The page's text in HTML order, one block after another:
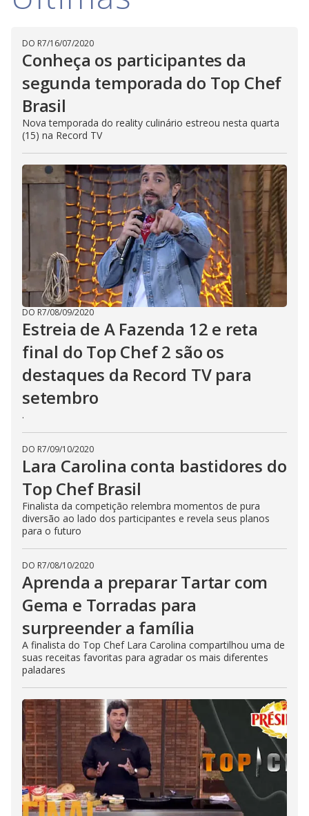
d
e
o
DO R7/16/07/2020
Conheça os participantes da
segunda temporada do Top Chef
Brasil
Nova temporada do reality culinário estreou nesta quarta
(15) na Record TV
DO R7/08/09/2020
Estreia de A Fazenda 12 e reta
final do Top Chef 2 são os
destaques da Record TV para
setembro
.
DO R7/09/10/2020
Lara Carolina conta bastidores do
Top Chef Brasil
Finalista da competição relembra momentos de pura
diversão ao lado dos participantes e revela seus planos
para o futuro
DO R7/08/10/2020
Aprenda a preparar Tartar com
Gema e Torradas para
surpreender a família
A finalista do Top Chef Lara Carolina compartilhou uma de
suas receitas favoritas para agradar os mais diferentes
paladares